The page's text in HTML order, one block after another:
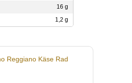
16 g
1,2 g